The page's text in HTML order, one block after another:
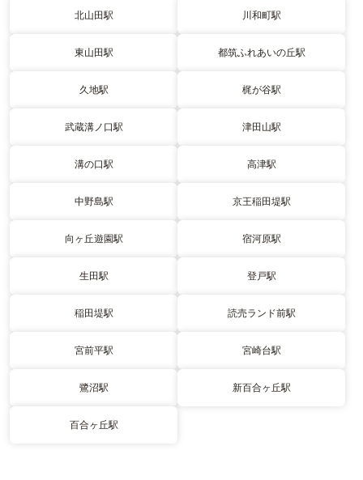
北山田駅 川和町駅
東山田駅 都筑ふれあいの丘駅
久地駅 梶が谷駅
武蔵溝ノ口駅 津田山駅
溝の口駅 高津駅
中野島駅 京王稲田堤駅
向ヶ丘遊園駅 宿河原駅
生田駅 登戸駅
稲田堤駅 読売ランド前駅
宮前平駅 宮崎台駅
鷺沼駅 新百合ヶ丘駅
百合ヶ丘駅